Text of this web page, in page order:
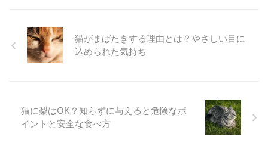
猫がまばたきする理由とは？やさしい目に
込められた気持ち
猫に梨はOK？知らずに与えると危険なポ
イントと安全な食べ方